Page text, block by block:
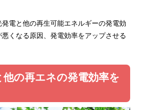
電と他の再生可能エネルギーの発電効
くなる原因、発電効率をアップさせる
他の再エネの発電効率を